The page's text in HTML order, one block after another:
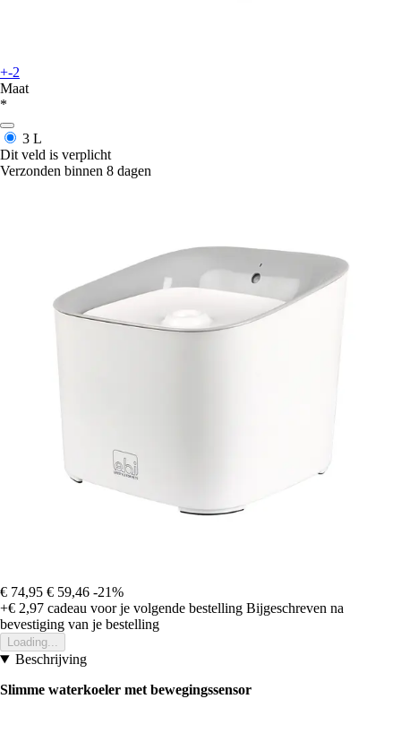
+-2
Maat
*
3 L
Dit veld is verplicht
Verzonden binnen 8 dagen
€ 74,95 € 59,46 -21%
+€ 2,97 cadeau voor je volgende bestelling Bijgeschreven na
bevestiging van je bestelling
Loading...
Beschrijving
Slimme waterkoeler met bewegingssensor